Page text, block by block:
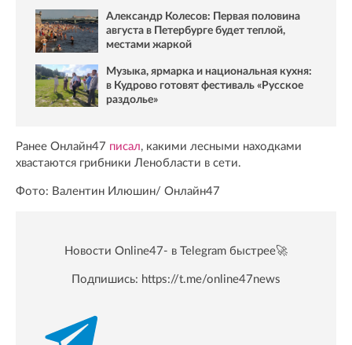
Александр Колесов: Первая половина
августа в Петербурге будет теплой,
местами жаркой
Музыка, ярмарка и национальная кухня:
в Кудрово готовят фестиваль «Русское
раздолье»
Ранее Онлайн47 писал, какими лесными находками
хвастаются грибники Ленобласти в сети.
Фото: Валентин Илюшин/ Oнлайн47
Новости Online47- в Telegram быстрее🚀
Подпишись: https://t.me/online47news